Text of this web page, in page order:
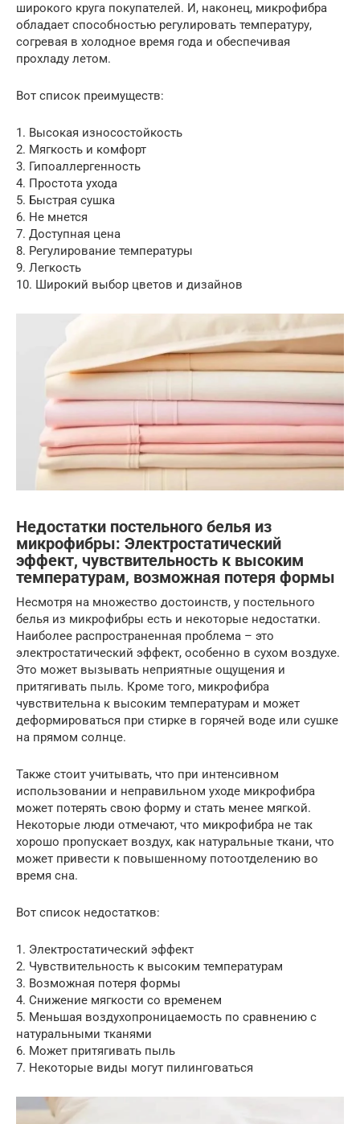
широкого круга покупателей. И, наконец, микрофибра
обладает способностью регулировать температуру,
согревая в холодное время года и обеспечивая
прохладу летом.
Вот список преимуществ:
1. Высокая износостойкость
2. Мягкость и комфорт
3. Гипоаллергенность
4. Простота ухода
5. Быстрая сушка
6. Не мнется
7. Доступная цена
8. Регулирование температуры
9. Легкость
10. Широкий выбор цветов и дизайнов
Недостатки постельного белья из
микрофибры: Электростатический
эффект, чувствительность к высоким
температурам, возможная потеря формы
Несмотря на множество достоинств, у постельного
белья из микрофибры есть и некоторые недостатки.
Наиболее распространенная проблема – это
электростатический эффект, особенно в сухом воздухе.
Это может вызывать неприятные ощущения и
притягивать пыль. Кроме того, микрофибра
чувствительна к высоким температурам и может
деформироваться при стирке в горячей воде или сушке
на прямом солнце.
Также стоит учитывать, что при интенсивном
использовании и неправильном уходе микрофибра
может потерять свою форму и стать менее мягкой.
Некоторые люди отмечают, что микрофибра не так
хорошо пропускает воздух, как натуральные ткани, что
может привести к повышенному потоотделению во
время сна.
Вот список недостатков:
1. Электростатический эффект
2. Чувствительность к высоким температурам
3. Возможная потеря формы
4. Снижение мягкости со временем
5. Меньшая воздухопроницаемость по сравнению с
натуральными тканями
6. Может притягивать пыль
7. Некоторые виды могут пилинговаться